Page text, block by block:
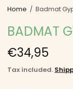
Home / Badmat
BADMAT
€34,95
Tax included.